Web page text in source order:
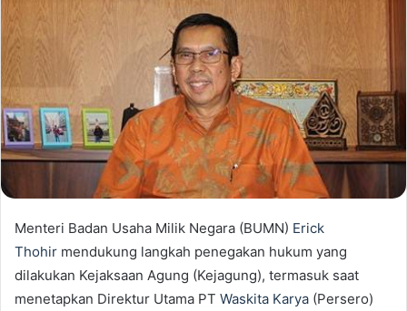
Menteri Badan Usaha Milik Negara (BUMN) Erick
Thohir mendukung langkah penegakan hukum yang
dilakukan Kejaksaan Agung (Kejagung), termasuk saat
menetapkan Direktur Utama PT Waskita Karya (Persero)